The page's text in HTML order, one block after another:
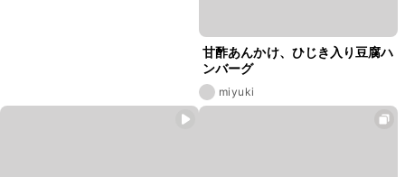
甘酢あんかけ、ひじき入り豆腐ハ
ンバーグ
miyuki